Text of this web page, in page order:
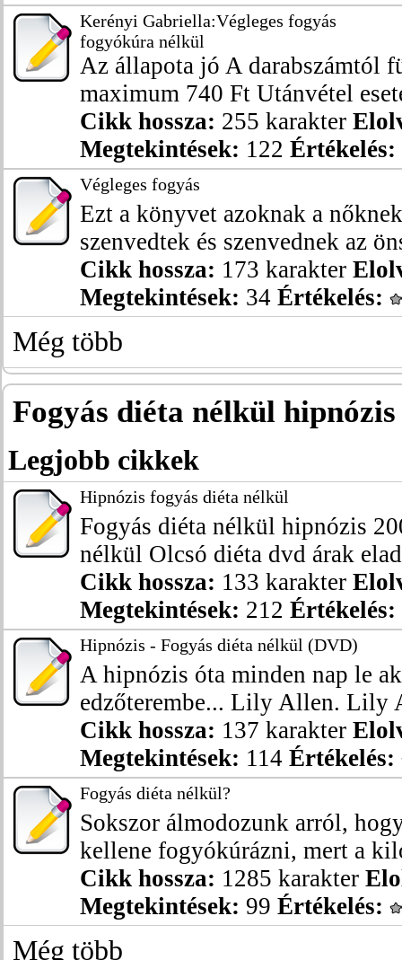
Kerényi Gabriella:Végleges fogyás
fogyókúra nélkül
Az állapota jó A darabszámtól
maximum 740 Ft Utánvétel
Cikk hossza: 255 karakter
Megtekintések: 122 Értékelés:
Végleges fogyás
Ezt a könyvet azoknak a
szenvedtek és szenvednek az
Cikk hossza: 173 karakter
Megtekintések: 34 Értékelés:
Még több
Fogyás diéta nélkül hipnózis
Legjobb cikkek
Hipnózis fogyás diéta nélkül
Fogyás diéta nélkül hipnózis
nélkül Olcsó diéta dvd árak
Cikk hossza: 133 karakter
Megtekintések: 212 Értékelés:
Hipnózis - Fogyás diéta nélkül (DVD)
A hipnózis óta minden nap le
edzőterembe... Lily Allen. Lily
Cikk hossza: 137 karakter
Megtekintések: 114 Értékelés:
Fogyás diéta nélkül?
Sokszor álmodozunk arról,
kellene fogyókúrázni, mert a
Cikk hossza: 1285 karakter
Megtekintések: 99 Értékelés:
Még több